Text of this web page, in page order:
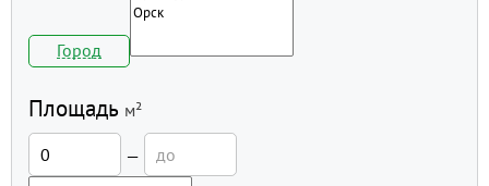
Город
Площадь м²
—